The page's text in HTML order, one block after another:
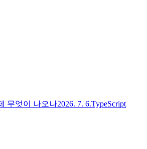
무엇이 나오나2026. 7. 6.TypeScript